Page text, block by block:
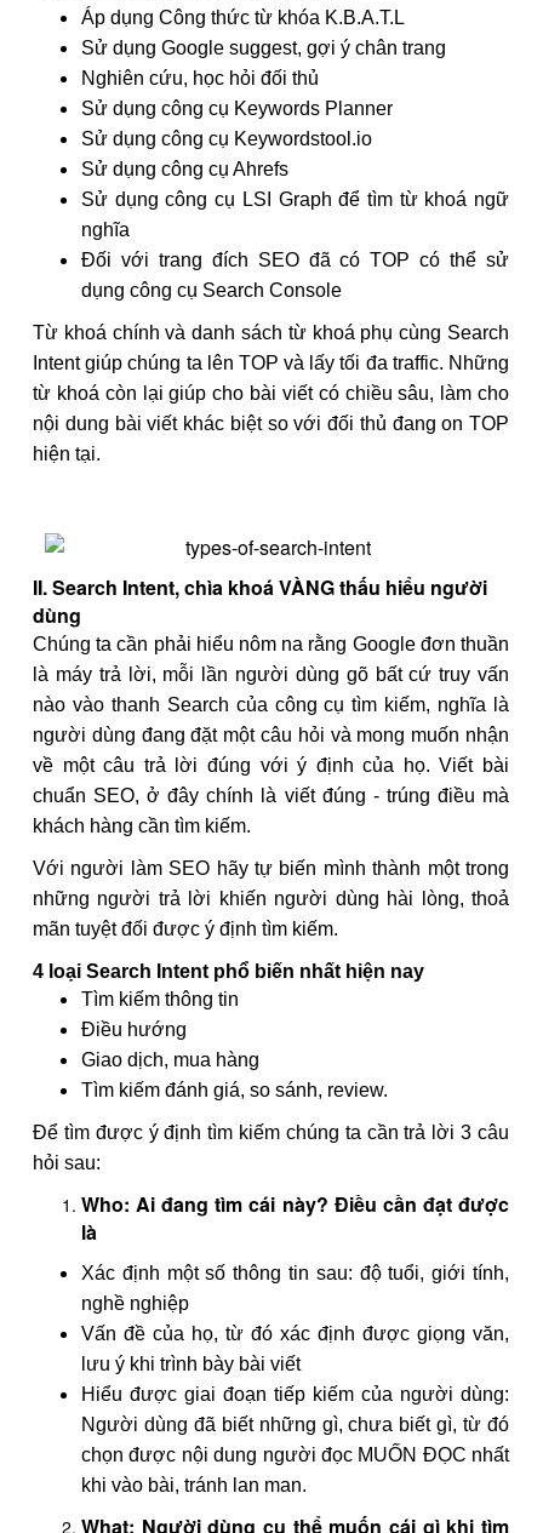
Áp dụng Công thức từ khóa K.B.A.T.L
Sử dụng Google suggest, gợi ý chân trang
Nghiên cứu, học hỏi đối thủ
Sử dụng công cụ Keywords Planner
Sử dụng công cụ Keywordstool.io
Sử dụng công cụ Ahrefs
Sử dụng công cụ LSI Graph để tìm từ khoá ngữ
nghĩa
Đối với trang đích SEO đã có TOP có thể sử
dụng công cụ Search Console
Từ khoá chính và danh sách từ khoá phụ cùng Search
Intent giúp chúng ta lên TOP và lấy tối đa traffic. Những
từ khoá còn lại giúp cho bài viết có chiều sâu, làm cho
nội dung bài viết khác biệt so với đối thủ đang on TOP
hiện tại.
II. Search Intent, chìa khoá VÀNG thấu hiểu người
dùng
Chúng ta cần phải hiểu nôm na rằng Google đơn thuần
là máy trả lời, mỗi lần người dùng gõ bất cứ truy vấn
nào vào thanh Search của công cụ tìm kiếm, nghĩa là
người dùng đang đặt một câu hỏi và mong muốn nhận
về một câu trả lời đúng với ý định của họ. Viết bài
chuẩn SEO, ở đây chính là viết đúng - trúng điều mà
khách hàng cần tìm kiếm.
Với người làm SEO hãy tự biến mình thành một trong
những người trả lời khiến người dùng hài lòng, thoả
mãn tuyệt đối được ý định tìm kiếm.
4 loại Search Intent phổ biến nhất hiện nay
Tìm kiếm thông tin
Điều hướng
Giao dịch, mua hàng
Tìm kiếm đánh giá, so sánh, review.
Để tìm được ý định tìm kiếm chúng ta cần trả lời 3 câu
hỏi sau:
Who: Ai đang tìm cái này? Điều cần đạt được
là
Xác định một số thông tin sau: độ tuổi, giới tính,
nghề nghiệp
Vấn đề của họ, từ đó xác định được giọng văn,
lưu ý khi trình bày bài viết
Hiểu được giai đoạn tiếp kiếm của người dùng:
Người dùng đã biết những gì, chưa biết gì, từ đó
chọn được nội dung người đọc MUỐN ĐỌC nhất
khi vào bài, tránh lan man.
What: Người dùng cụ thể muốn cái gì khi tìm